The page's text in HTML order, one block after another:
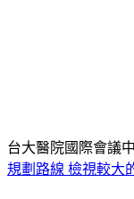
台大醫院國際會議
規劃路線 檢視較大